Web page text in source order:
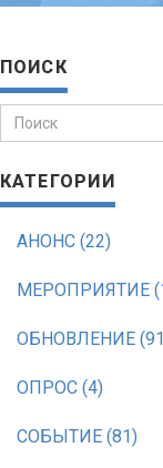
ПОИСК
КАТЕГОРИИ
АНОНС (22)
МЕРОПРИЯТИЕ
ОБНОВЛЕНИЕ
ОПРОС (4)
СОБЫТИЕ (81)